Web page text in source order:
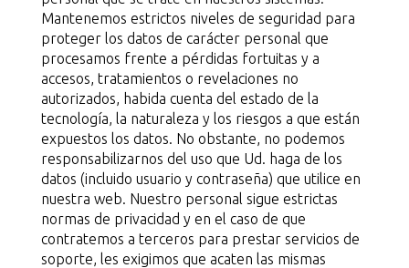
Mantenemos estrictos niveles de seguridad para
proteger los datos de carácter personal que
procesamos frente a pérdidas fortuitas y a
accesos, tratamientos o revelaciones no
autorizados, habida cuenta del estado de la
tecnología, la naturaleza y los riesgos a que están
expuestos los datos. No obstante, no podemos
responsabilizarnos del uso que Ud. haga de los
datos (incluido usuario y contraseña) que utilice en
nuestra web. Nuestro personal sigue estrictas
normas de privacidad y en el caso de que
contratemos a terceros para prestar servicios de
soporte, les exigimos que acaten las mismas